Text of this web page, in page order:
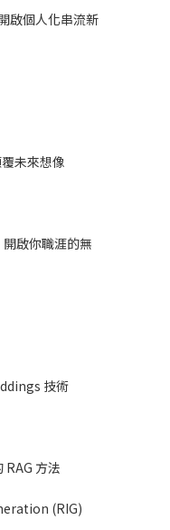
啟個人化串流新
未來想像
啟你職涯的無
技術
RAG 方法
(RIG)